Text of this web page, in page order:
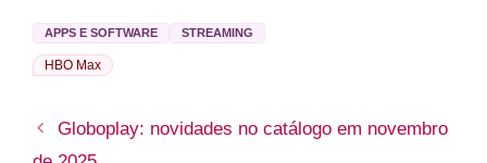
APPS E SOFTWARE STREAMING
HBO Max
Globoplay: novidades no catálogo em novembro